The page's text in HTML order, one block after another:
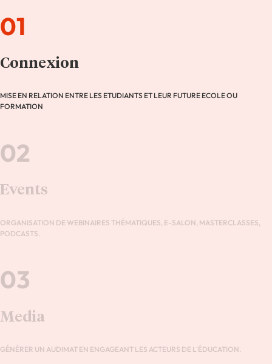
01
Connexion
MISE EN RELATION ENTRE LES ETUDIANTS ET LEUR FUTURE ECOLE OU
FORMATION
02
Events
ORGANISATION DE WEBINAIRES THÉMATIQUES, E-SALON, MASTERCLASSES,
PODCASTS.
03
Media
GÉNÉRER UN AUDIMAT EN ENGAGEANT LES ACTEURS DE L'ÉDUCATION.